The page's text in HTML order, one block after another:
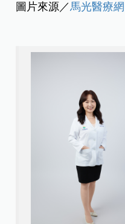
圖片來源／馬光醫療網